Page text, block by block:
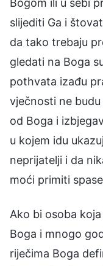
slijediti Ga i
da tako trebaju
gledati na Boga
pothvata izađu
vječnosti ne
od Boga i
u kojem idu
neprijatelji i da
moći primiti
Ako bi osoba
Boga i mnogo
riječima Boga